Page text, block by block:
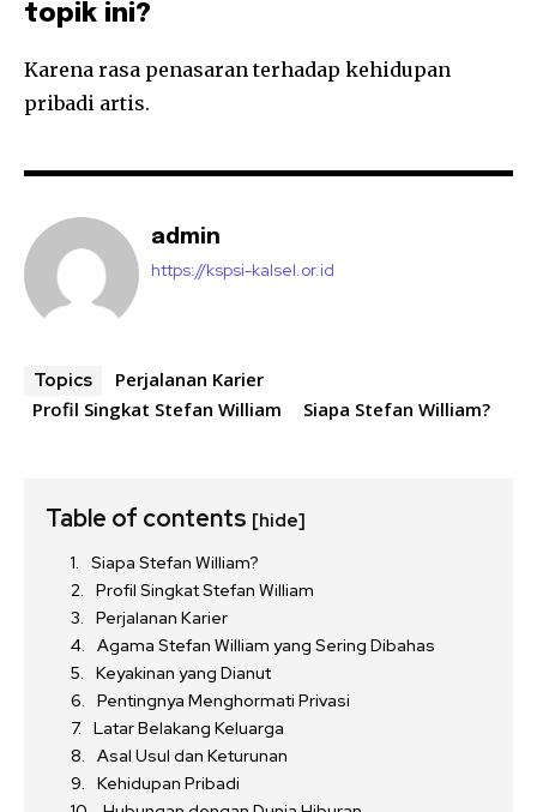
topik ini?
Karena rasa penasaran terhadap kehidupan
pribadi artis.
admin
https://kspsi-kalsel.or.id
Topics
Perjalanan Karier
Profil Singkat Stefan William
Siapa Stefan William?
Table of contents [hide]
Siapa Stefan William?
Profil Singkat Stefan William
Perjalanan Karier
Agama Stefan William yang Sering Dibahas
Keyakinan yang Dianut
Pentingnya Menghormati Privasi
Latar Belakang Keluarga
Asal Usul dan Keturunan
Kehidupan Pribadi